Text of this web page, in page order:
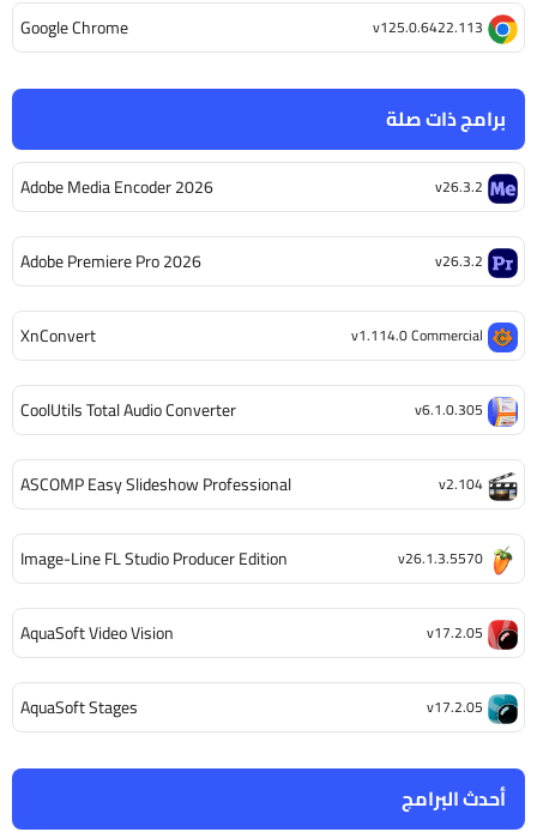
أحدث البرامج
برامج ذات صلة
Adobe Media Encoder 2026 v26.3.2
Adobe Premiere Pro 2026 v26.3.2
XnConvert v1.114.0 Commercial
CoolUtils Total Audio Converter v6.1.0.305
ASCOMP Easy Slideshow Professional v2.104
Image-Line FL Studio Producer Edition v26.1.3.5570
AquaSoft Video Vision v17.2.05
AquaSoft Stages v17.2.05
Google Chrome v125.0.6422.113